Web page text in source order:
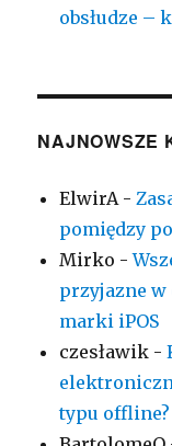
obsłudze –
NAJNOWSZE
ElwirA-
pomiędzy
Mirko -
przyjazne w
marki iPOS
czesławik -
typu offline?